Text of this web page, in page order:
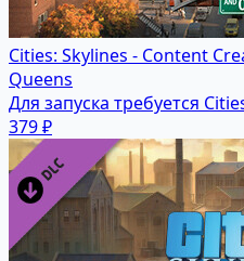
Cities: Skylines - Content
Queens
Для запуска требуется
379 ₽